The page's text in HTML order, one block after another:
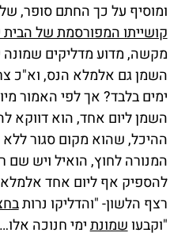
ומוסיף על כך החתם סופר,
קושייתו המפורסמת של הבית
מקשה, מדוע מדליקים שמונה
השמן גם אלמלא הנס, וא"כ
ימים בלבד? אך לפי האמור
השמן ליום אחד, הוא דווקא
ההיכל, שהוא מקום סגור
המנורה לחוץ, הואיל ויש שם
להספיק אף ליום אחד אלמלא
רצף הלשון- "והדליקו נרות
"וקבעושמונתימי חנוכה